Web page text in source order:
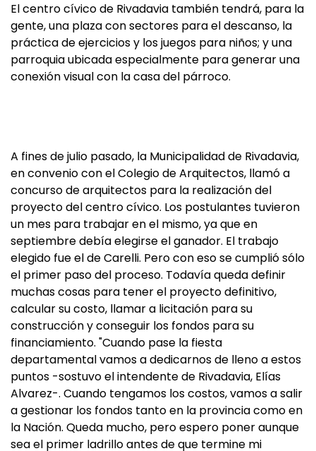
El centro cívico de Rivadavia también tendrá, para la
gente, una plaza con sectores para el descanso, la
práctica de ejercicios y los juegos para niños; y una
parroquia ubicada especialmente para generar una
conexión visual con la casa del párroco.
A fines de julio pasado, la Municipalidad de Rivadavia,
en convenio con el Colegio de Arquitectos, llamó a
concurso de arquitectos para la realización del
proyecto del centro cívico. Los postulantes tuvieron
un mes para trabajar en el mismo, ya que en
septiembre debía elegirse el ganador. El trabajo
elegido fue el de Carelli. Pero con eso se cumplió sólo
el primer paso del proceso. Todavía queda definir
muchas cosas para tener el proyecto definitivo,
calcular su costo, llamar a licitación para su
construcción y conseguir los fondos para su
financiamiento. "Cuando pase la fiesta
departamental vamos a dedicarnos de lleno a estos
puntos -sostuvo el intendente de Rivadavia, Elías
Alvarez-. Cuando tengamos los costos, vamos a salir
a gestionar los fondos tanto en la provincia como en
la Nación. Queda mucho, pero espero poner aunque
sea el primer ladrillo antes de que termine mi